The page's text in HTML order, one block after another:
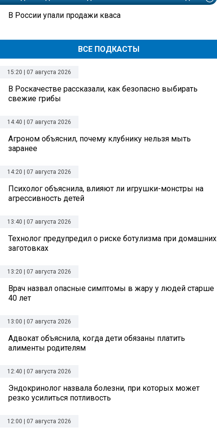
ВСЕ ПОДКАСТЫ
В России упали продажи кваса
15:20 | 07 августа 2026
В Роскачестве рассказали, как безопасно выбирать
свежие грибы
14:40 | 07 августа 2026
Агроном объяснил, почему клубнику нельзя мыть
заранее
14:20 | 07 августа 2026
Психолог объяснила, влияют ли игрушки-монстры на
агрессивность детей
13:40 | 07 августа 2026
Технолог предупредил о риске ботулизма при домашних
заготовках
13:20 | 07 августа 2026
Врач назвал опасные симптомы в жару у людей старше
40 лет
13:00 | 07 августа 2026
Адвокат объяснила, когда дети обязаны платить
алименты родителям
12:40 | 07 августа 2026
Эндокринолог назвала болезни, при которых может
резко усилиться потливость
12:00 | 07 августа 2026